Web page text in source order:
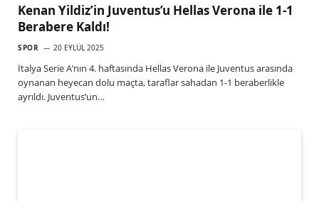
Kenan Yildiz’in Juventus’u Hellas Verona ile 1-1
Berabere Kaldı!
SPOR 20 EYLÜL 2025
İtalya Serie A’nın 4. haftasında Hellas Verona ile Juventus arasında
oynanan heyecan dolu maçta, taraflar sahadan 1-1 beraberlikle
ayrıldı. Juventus’un…